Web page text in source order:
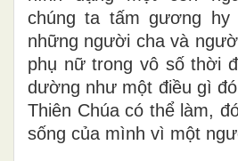
chúng ta tấm gương hy
những người cha và
phụ nữ trong vô số thời
dường như một điều gì
Thiên Chúa có thể làm,
sống của mình vì một